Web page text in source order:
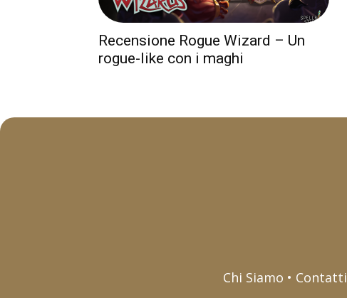
Recensione Rogue Wizard – Un
rogue-like con i maghi
Chi Siamo • Contatti